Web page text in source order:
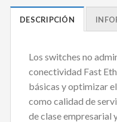
DESCRIPCIÓN
Los switches no
conectividad Fast
básicas y optimizar
como calidad de
de clase empresarial